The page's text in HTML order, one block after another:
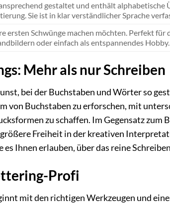
gestaltet und enthält
Sie ist in klar verständlicher Sprache
ersten Schwünge machen möchten. Perfekt
oder einfach als entspannendes Hobby.
Mehr als nur Schreiben
bei der Buchstaben und Wörter so
von Buchstaben zu erforschen, mit
zu schaffen. Im Gegensatz zum
Freiheit in der kreativen
Ihnen erlauben, über das reine
Profi
mit den richtigen Werkzeugen und